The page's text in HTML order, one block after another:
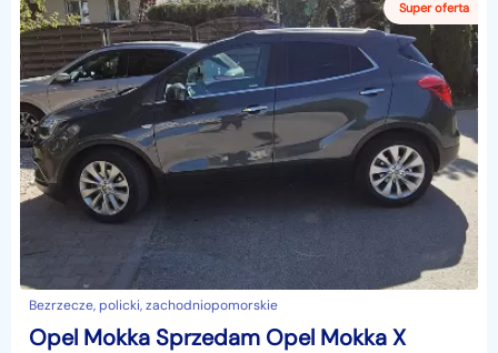
Bezrzecze, policki, zachodniopomorskie
Opel Mokka Sprzedam Opel Mokka X